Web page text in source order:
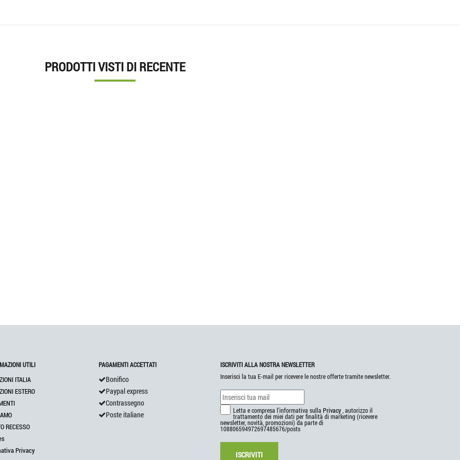
PRODOTTI VISTI DI RECENTE
UTILI
ITALIA
ESTERO
RECESSO
Privacy
PAGAMENTI ACCETTATI
Bonifico
Paypal express
Contrassegno
Poste italiane
ISCRIVITI ALLA NOSTRA NEWSLETTER
Inserisci la tua E-mail per ricevere le nostre offerte tramite newsletter.
Letta e compresa l'informativa sulla Privacy , autorizzo il
trattamento dei miei dati per finalità di marketing (ricevere
newsletter, novità, promozioni) da parte di
108806594972697485676/posts
ISCRIVITI